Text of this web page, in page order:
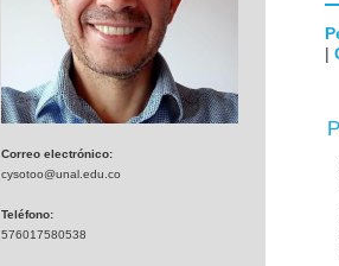
Correo electrónico:
cysotoo@unal.edu.co
Teléfono:
576017580538
|